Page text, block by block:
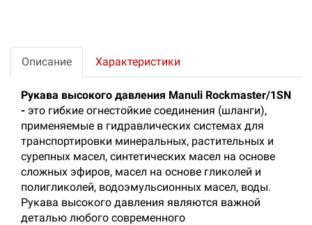
Описание Характеристики
Рукава высокого давления Manuli Rockmaster/1SN
- это гибкие огнестойкие соединения (шланги),
применяемые в гидравлических системах для
транспортировки минеральных, растительных и
сурепных масел, синтетических масел на основе
сложных эфиров, масел на основе гликолей и
полигликолей, водоэмульсионных масел, воды.
Рукава высокого давления являются важной
деталью любого современного